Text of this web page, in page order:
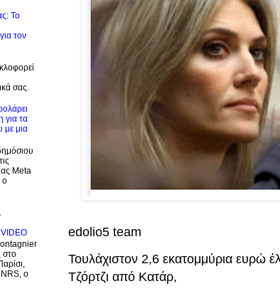
edolio5 team
Τουλάχιστον 2,6 εκατομμύρια ευρώ
Τζόρτζι από Κατάρ,
Το
τον
σας.
για τα
με μια
Meta
ο
στο
o